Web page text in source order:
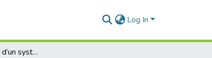
Log In
La mise en place d’un système d’information géographique pour la gestion de transport public